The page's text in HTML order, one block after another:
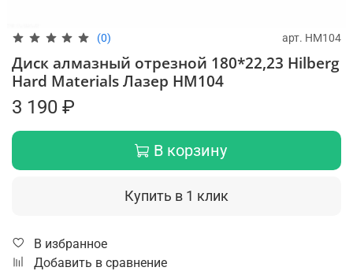
(0) арт. HM104
Диск алмазный отрезной 180*22,23 Hilberg
Hard Materials Лазер HM104
3 190 ₽
В корзину
Купить в 1 клик
В избранное
Добавить в сравнение